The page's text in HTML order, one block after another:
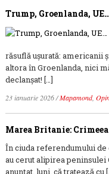
Trump, Groenlanda,
răsuflă ușurată: americanii
altora în Groenlanda, nici
declanșat! […]
23 ianuarie 2026/Mapamond,
Marea Britanie:
În ciuda referendumului de
au cerut alipirea peninsulei
anunțat, luni, că tratează cu